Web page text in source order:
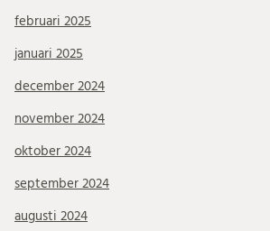
februari 2025
januari 2025
december 2024
november 2024
oktober 2024
september 2024
augusti 2024